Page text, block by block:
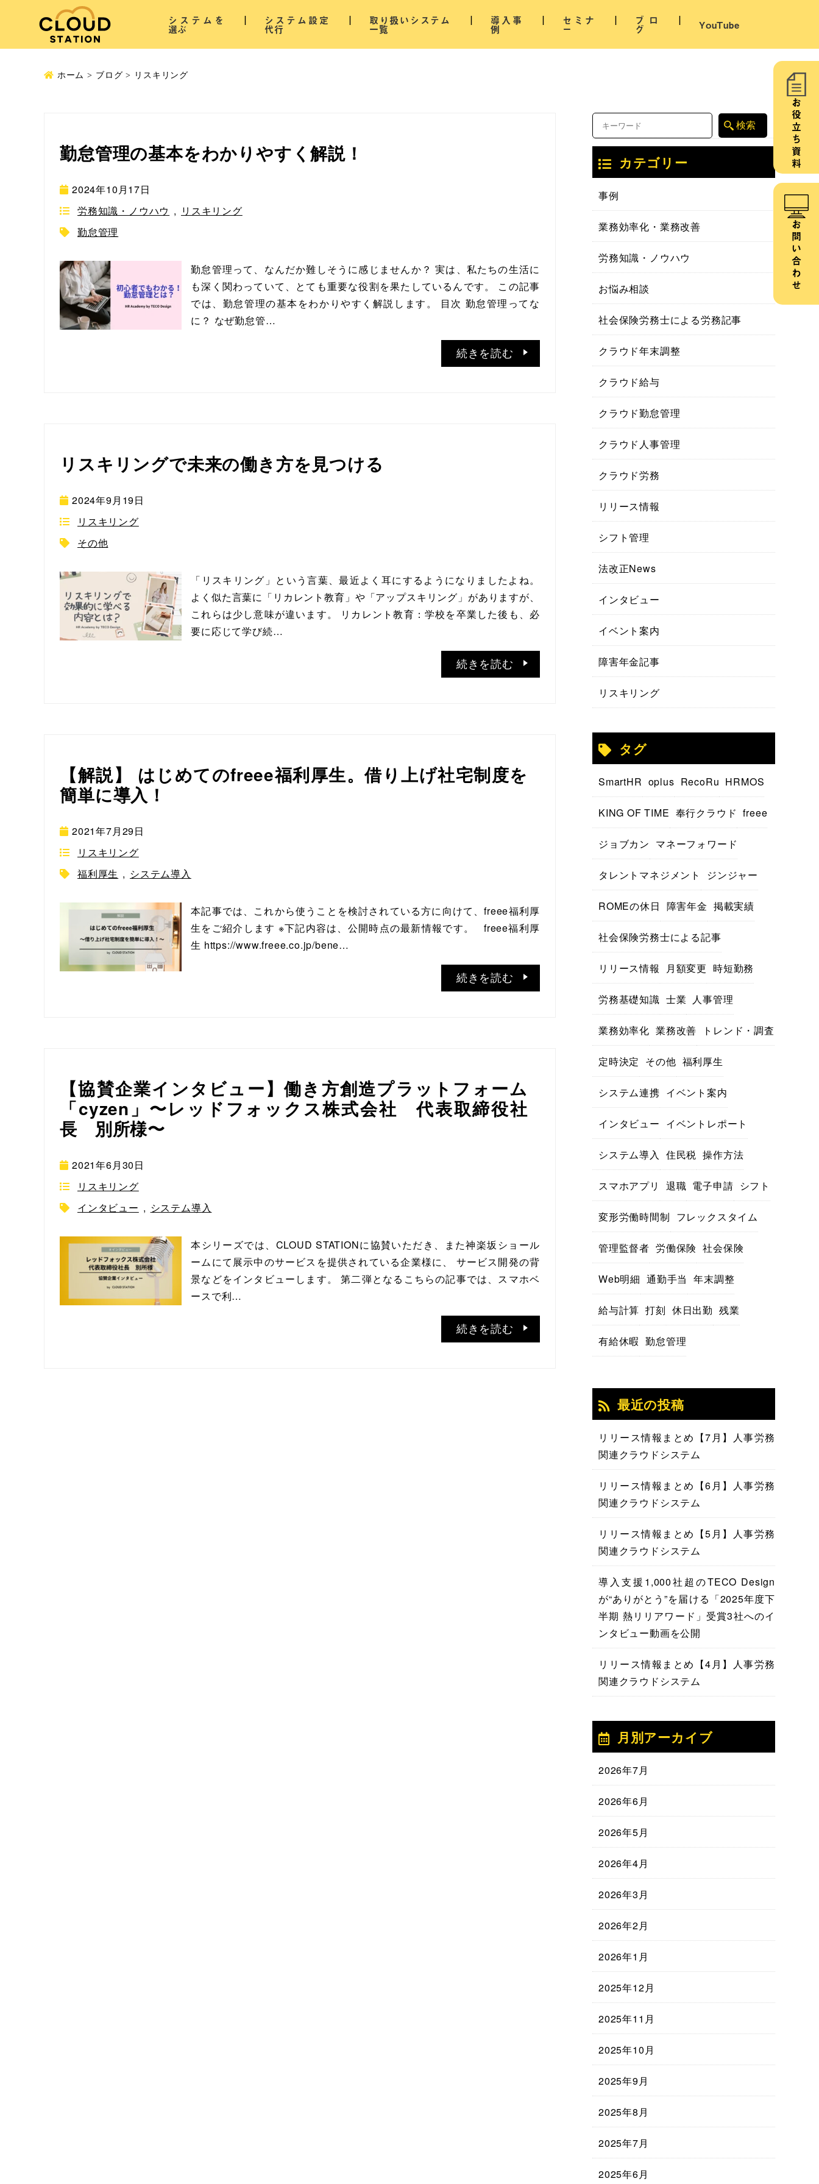
システムを
選ぶ
システム設定
代行
取り扱いシステム
一覧
導入事
例
セミナ
ー
ブロ
グ YouTube
お役立ち資料
お問い合わせ
ホーム ブログ リスキリング
勤怠管理の基本をわかりやすく解説！
2024年10月17日
労務知識・ノウハウ , リスキリング
勤怠管理
勤怠管理って、なんだか難しそうに感じませんか？ 実は、私たちの生活に
も深く関わっていて、とても重要な役割を果たしているんです。 この記事
では、勤怠管理の基本をわかりやすく解説します。 目次 勤怠管理ってな
に？ なぜ勤怠管…
続きを読む
リスキリングで未来の働き方を見つける
2024年9月19日
リスキリング
その他
「リスキリング」という言葉、最近よく耳にするようになりましたよね。
よく似た言葉に「リカレント教育」や「アップスキリング」がありますが、
これらは少し意味が違います。 リカレント教育：学校を卒業した後も、必
要に応じて学び続…
続きを読む
【解説】 はじめてのfreee福利厚生。借り上げ社宅制度を
簡単に導入！
2021年7月29日
リスキリング
福利厚生 , システム導入
本記事では、これから使うことを検討されている方に向けて、freee福利厚
生をご紹介します ※下記内容は、公開時点の最新情報です。 freee福利厚
生 https://www.freee.co.jp/bene…
続きを読む
【協賛企業インタビュー】働き方創造プラットフォーム
「cyzen」〜レッドフォックス株式会社 代表取締役社
長 別所様〜
2021年6月30日
リスキリング
インタビュー , システム導入
本シリーズでは、CLOUD STATIONに協賛いただき、また神楽坂ショール
ームにて展示中のサービスを提供されている企業様に、 サービス開発の背
景などをインタビューします。 第二弾となるこちらの記事では、スマホベ
ースで利…
続きを読む
カテゴリー
事例
業務効率化・業務改善
労務知識・ノウハウ
お悩み相談
社会保険労務士による労務記事
クラウド年末調整
クラウド給与
クラウド勤怠管理
クラウド人事管理
クラウド労務
リリース情報
シフト管理
法改正News
インタビュー
イベント案内
障害年金記事
リスキリング
タグ
SmartHR oplus RecoRu HRMOS
KING OF TIME 奉行クラウド freee
ジョブカン マネーフォワード
タレントマネジメント ジンジャー
ROMEの休日 障害年金 掲載実績
社会保険労務士による記事
リリース情報 月額変更 時短勤務
労務基礎知識 士業 人事管理
業務効率化 業務改善 トレンド・調査
定時決定 その他 福利厚生
システム連携 イベント案内
インタビュー イベントレポート
システム導入 住民税 操作方法
スマホアプリ 退職 電子申請 シフト
変形労働時間制 フレックスタイム
管理監督者 労働保険 社会保険
Web明細 通勤手当 年末調整
給与計算 打刻 休日出勤 残業
有給休暇 勤怠管理
最近の投稿
リリース情報まとめ【7月】人事労務
関連クラウドシステム
リリース情報まとめ【6月】人事労務
関連クラウドシステム
リリース情報まとめ【5月】人事労務
関連クラウドシステム
導入支援1,000社超のTECO Design
が“ありがとう”を届ける「2025年度下
半期 熱リリアワード」受賞3社へのイ
ンタビュー動画を公開
リリース情報まとめ【4月】人事労務
関連クラウドシステム
月別アーカイブ
2026年7月
2026年6月
2026年5月
2026年4月
2026年3月
2026年2月
2026年1月
2025年12月
2025年11月
2025年10月
2025年9月
2025年8月
2025年7月
2025年6月